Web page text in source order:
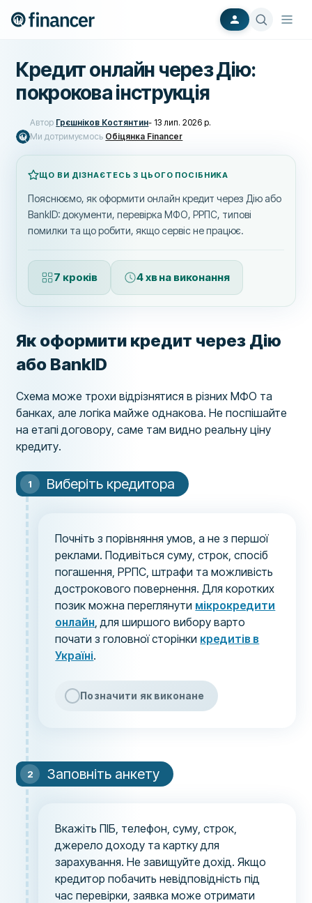
Кредит онлайн через Дію:
покрокова інструкція
Автор Грєшніков Костянтин- 13 лип. 2026 р.
Ми дотримуємось Обіцянка Financer
ЩО ВИ ДІЗНАЄТЕСЬ З ЦЬОГО ПОСІБНИКА
Пояснюємо, як оформити онлайн кредит через Дію або
BankID: документи, перевірка МФО, РРПС, типові
помилки та що робити, якщо сервіс не працює.
7 кроків 4 хв на виконання
Як оформити кредит через Дію
або BankID
Схема може трохи відрізнятися в різних МФО та
банках, але логіка майже однакова. Не поспішайте
на етапі договору, саме там видно реальну ціну
кредиту.
Виберіть кредитора
Почніть з порівняння умов, а не з першої
реклами. Подивіться суму, строк, спосіб
погашення, РРПС, штрафи та можливість
дострокового повернення. Для коротких
позик можна переглянути мікрокредити
онлайн, для ширшого вибору варто
почати з головної сторінки кредитів в
Україні.
Позначити як виконане
Заповніть анкету
Вкажіть ПІБ, телефон, суму, строк,
джерело доходу та картку для
зарахування. Не завищуйте дохід. Якщо
кредитор побачить невідповідність під
час перевірки, заявка може отримати